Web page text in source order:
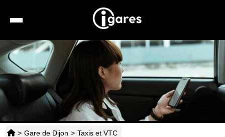
Recherche
Location de voiture
Hôtels
Taxis
> Gare de Dijon > Taxis et VTC